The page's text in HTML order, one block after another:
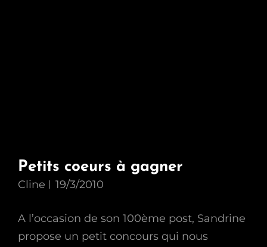
Petits coeurs à gagner
Cline 19/3/2010
A l’occasion de son 100ème post, Sandrine
propose un petit concours qui nous